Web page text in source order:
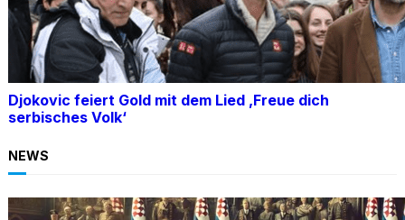
Djokovic feiert Gold mit dem Lied ‚Freue dich
serbisches Volk‘
NEWS
BOSNIEN